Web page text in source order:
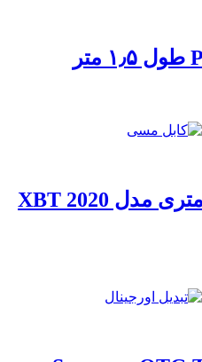
کابل برق لپ تاپ 1.5 متری مدل XBT 2020